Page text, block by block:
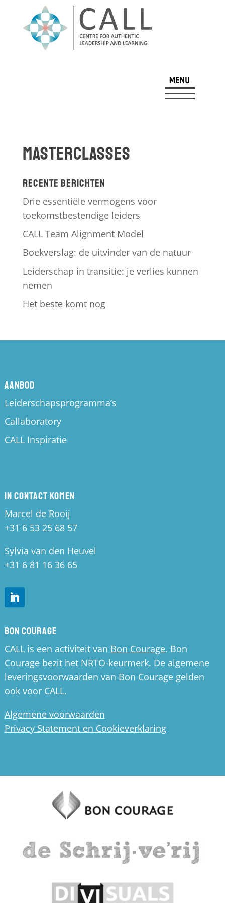
Masterclasses
Recente berichten
Drie essentiële vermogens voor
toekomstbestendige leiders
CALL Team Alignment Model
Boekverslag: de uitvinder van de natuur
Leiderschap in transitie: je verlies kunnen
nemen
Het beste komt nog
Aanbod
Leiderschapsprogramma’s
Callaboratory
CALL Inspiratie
In contact komen
Marcel de Rooij
+31 6 53 25 68 57
Sylvia van den Heuvel
+31 6 81 16 36 65
Bon Courage
CALL is een activiteit van Bon Courage. Bon
Courage bezit het NRTO-keurmerk. De algemene
leveringsvoorwaarden van Bon Courage gelden
ook voor CALL.
Algemene voorwaarden
Privacy Statement en Cookieverklaring